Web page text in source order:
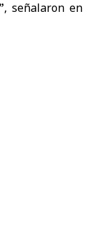
, señalaron en